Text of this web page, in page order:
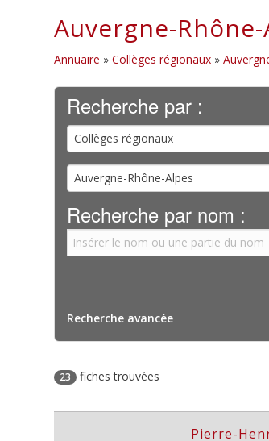
Auvergne-
Annuaire » Collèges régionaux »
Recherche par :
Collèges régionaux
Auvergne-Rhône-Alpes
Recherche par nom :
Recherche avancée
23 fiches trouvées
Pierre-